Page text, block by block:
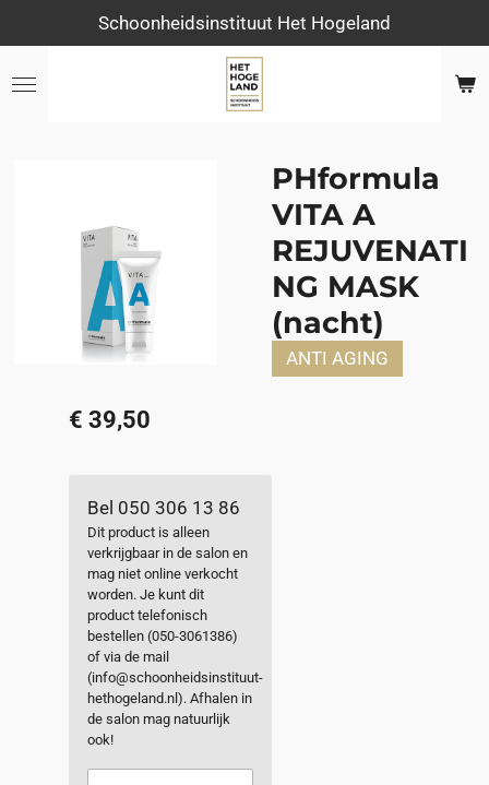
direct
naar
Schoonheidsinstituut Het Hogeland
PHformula
VITA A
REJUVENATI
NG MASK
(nacht)
ANTI AGING
€ 39,50
Bel 050 306 13 86
Dit product is alleen
verkrijgbaar in de salon en
mag niet online verkocht
worden. Je kunt dit
product telefonisch
bestellen (050-3061386)
of via de mail
(info@schoonheidsinstituut-
hethogeland.nl). Afhalen in
de salon mag natuurlijk
ook!